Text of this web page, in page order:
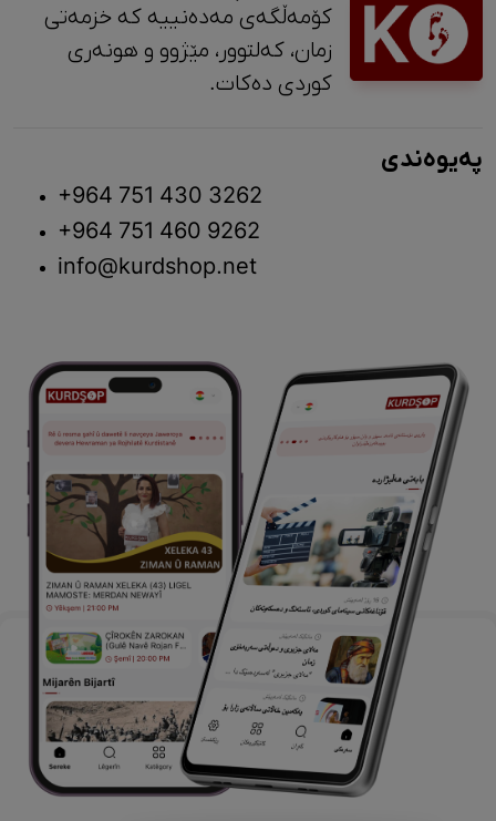
کۆمەڵگەی مەدەنییە کە خزمەتی
زمان، کەلتوور، مێژوو و ‎هونەری
کوردی دەکات.
پەیوەندی
+964 751 430 3262
+964 751 460 9262
info@kurdshop.net